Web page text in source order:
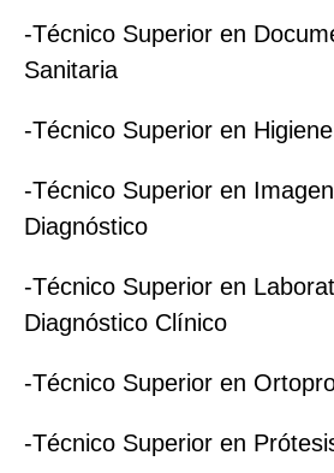
-Técnico Superior en
Sanitaria
-Técnico Superior en
-Técnico Superior en
Diagnóstico
-Técnico Superior en
Diagnóstico Clínico
-Técnico Superior en
-Técnico Superior en